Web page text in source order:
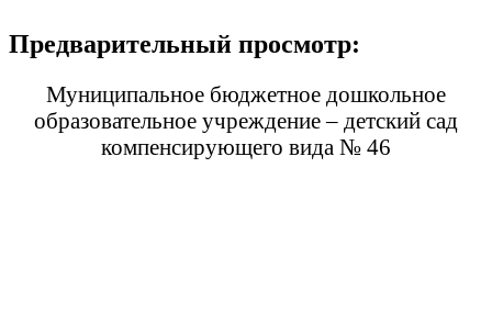
Предварительный просмотр:
Муниципальное бюджетное дошкольное
образовательное учреждение – детский сад
компенсирующего вида № 46